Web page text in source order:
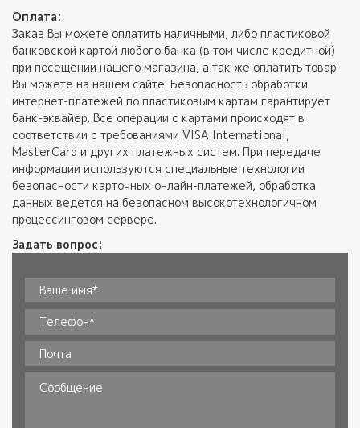
Оплата:
Заказ Вы можете оплатить наличными, либо пластиковой
банковской картой любого банка (в том числе кредитной)
при посещении нашего магазина, а так же оплатить товар
Вы можете на нашем сайте. Безопасность обработки
интернет-платежей по пластиковым картам гарантирует
банк-эквайер. Все операции с картами происходят в
соответствии с требованиями VISA International,
MasterCard и других платежных систем. При передаче
информации используются специальные технологии
безопасности карточных онлайн-платежей, обработка
данных ведется на безопасном высокотехнологичном
процессинговом сервере.
Задать вопрос:
Ваше имя**
Телефон*
Почта